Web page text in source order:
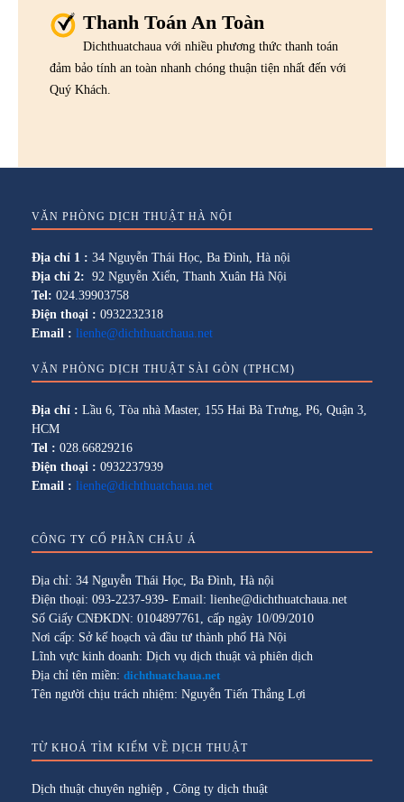
Thanh Toán An Toàn
Dichthuatchaua với nhiều phương thức thanh toán
đảm bảo tính an toàn nhanh chóng thuận tiện nhất đến với
Quý Khách.
VĂN PHÒNG DỊCH THUẬT HÀ NỘI
Địa chỉ 1 : 34 Nguyễn Thái Học, Ba Đình, Hà nội
Địa chỉ 2: 92 Nguyễn Xiển, Thanh Xuân Hà Nội
Tel: 024.39903758
Điện thoại : 0932232318
Email : lienhe@dichthuatchaua.net
VĂN PHÒNG DỊCH THUẬT SÀI GÒN (TPHCM)
Địa chỉ : Lầu 6, Tòa nhà Master, 155 Hai Bà Trưng, P6, Quận 3,
HCM
Tel : 028.66829216
Điện thoại : 0932237939
Email : lienhe@dichthuatchaua.net
CÔNG TY CỔ PHẦN CHÂU Á
Địa chỉ: 34 Nguyễn Thái Học, Ba Đình, Hà nội
Điện thoại: 093-2237-939- Email: lienhe@dichthuatchaua.net
Số Giấy CNĐKDN: 0104897761, cấp ngày 10/09/2010
Nơi cấp: Sở kế hoạch và đầu tư thành phố Hà Nội
Lĩnh vực kinh doanh: Dịch vụ dịch thuật và phiên dịch
Địa chỉ tên miền: dichthuatchaua.net
Tên người chịu trách nhiệm: Nguyễn Tiến Thắng Lợi
TỪ KHOÁ TÌM KIẾM VỀ DỊCH THUẬT
Dịch thuật chuyên nghiệp , Công ty dịch thuật